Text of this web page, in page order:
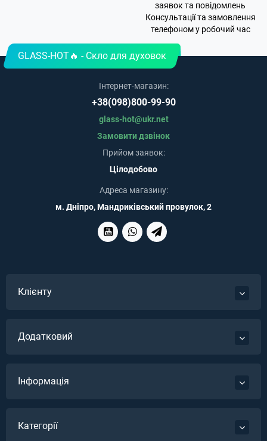
заявок та повідомлень
Консультації та замовлення
телефоном у робочий час
GLASS-HOT🔥 - Скло для духовок
Інтернет-магазин:
+38(098)800-99-90
glass-hot@ukr.net
Замовити дзвінок
Прийом заявок:
Цілодобово
Адреса магазину:
м. Дніпро, Мандриківський провулок, 2
Клієнту
Додатковий
Інформація
Категорії